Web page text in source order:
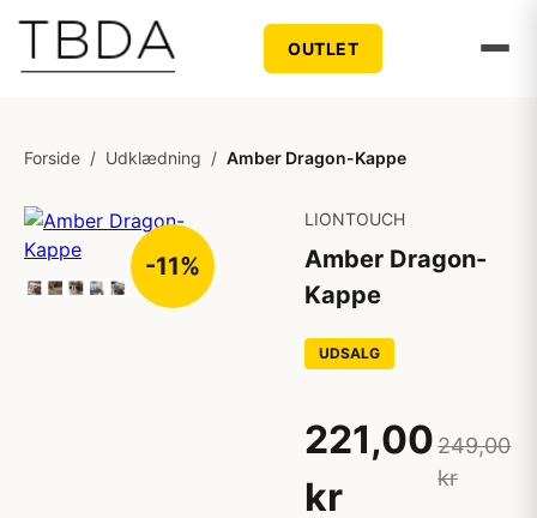
OUTLET
Forside / Udklædning / Amber Dragon-Kappe
-11%
LIONTOUCH
Amber Dragon-
Kappe
UDSALG
221,00
kr
249,00
kr